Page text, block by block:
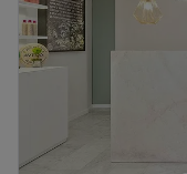
Sabato
Domenica
i provincia di
fondono per offrirti